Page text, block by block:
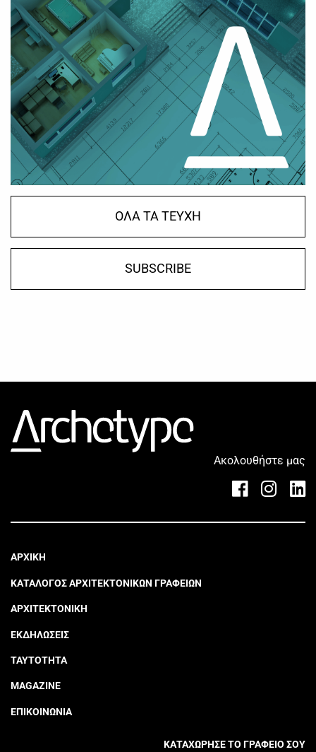
ΟΛΑ ΤΑ ΤΕΥΧΗ
SUBSCRIBE
Ακολουθήστε μας
ΑΡΧΙΚΗ
ΚΑΤΑΛΟΓΟΣ ΑΡΧΙΤΕΚΤΟΝΙΚΩΝ ΓΡΑΦΕΙΩΝ
ΑΡΧΙΤΕΚΤΟΝΙΚΗ
ΕΚΔΗΛΩΣΕΙΣ
ΤΑΥΤΟΤΗΤΑ
MAGAZINE
ΕΠΙΚΟΙΝΩΝΙΑ
ΚΑΤΑΧΩΡΗΣΕ ΤΟ ΓΡΑΦΕΙΟ ΣΟΥ